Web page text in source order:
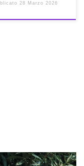
28 Marzo 2026